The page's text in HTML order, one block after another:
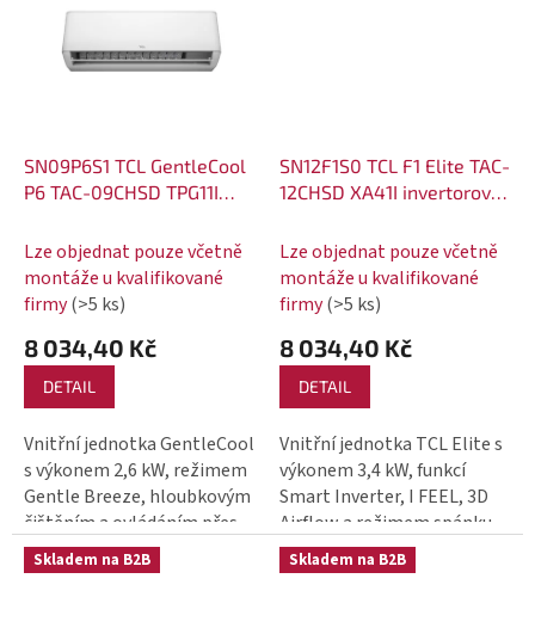
SN09P6S1 TCL GentleCool
P6 TAC-09CHSD TPG11I
2,6 kW vnitřní jednotka
Lze objednat pouze včetně
montáže u kvalifikované
firmy(>5 ks)
8 034,40 Kč
DETAIL
Vnitřní jednotka GentleCool
s výkonem 2,6 kW, režimem
Gentle Breeze, hloubkovým
čištěním a ovládáním přes
TCL Home.
SN12F1S0 TCL F1 Elite TAC-
12CHSD XA41I invertorová
jednotka
Lze objednat pouze včetně
montáže u kvalifikované
firmy(>5 ks)
8 034,40 Kč
DETAIL
Vnitřní jednotka TCL Elite s
výkonem 3,4 kW, funkcí
Smart Inverter, I FEEL, 3D
Airflow a režimem spánku
Skladem na B2B Skladem na B2B